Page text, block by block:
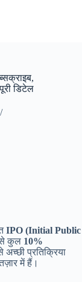
डिटेल
IPO (Initial Public
कुल 10%
प्रतिक्रिया
में हैं।